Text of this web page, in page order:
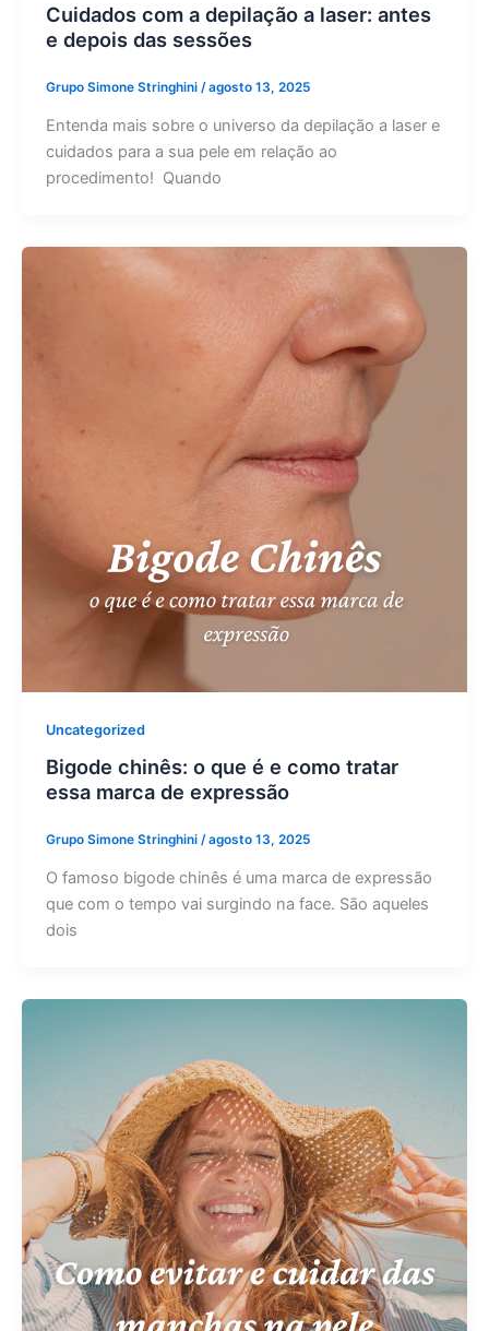
Cuidados com a depilação a laser: antes
e depois das sessões
Grupo Simone Stringhini /agosto 13, 2025
Entenda mais sobre o universo da depilação a laser e
cuidados para a sua pele em relação ao
procedimento! Quando
Uncategorized
Bigode chinês: o que é e como tratar
essa marca de expressão
Grupo Simone Stringhini /agosto 13, 2025
O famoso bigode chinês é uma marca de expressão
que com o tempo vai surgindo na face. São aqueles
dois